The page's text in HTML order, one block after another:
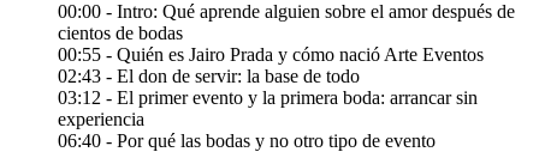
00:00 - Intro: Qué aprende alguien sobre el amor después de
cientos de bodas
00:55 - Quién es Jairo Prada y cómo nació Arte Eventos
02:43 - El don de servir: la base de todo
03:12 - El primer evento y la primera boda: arrancar sin
experiencia
06:40 - Por qué las bodas y no otro tipo de evento